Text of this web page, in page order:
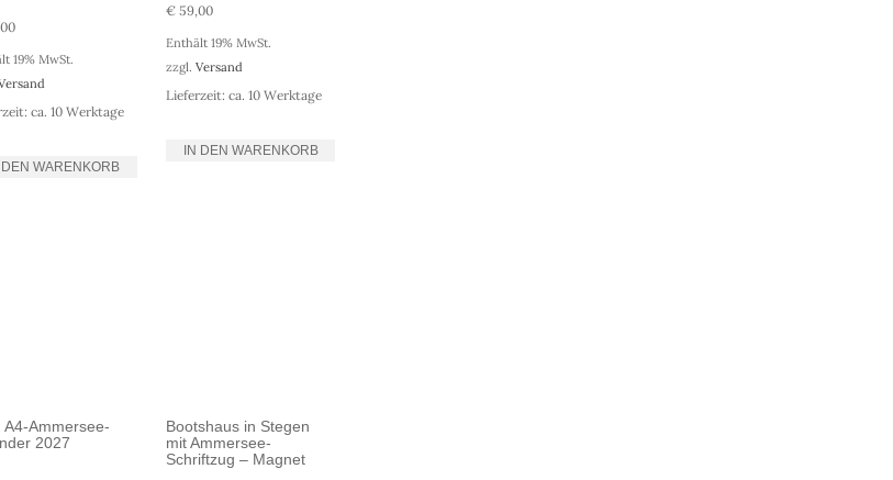
19% MwSt.
ca. 10 Werktage
DEN WARENKORB
€ 59,00
Enthält 19% MwSt.
zzgl.Versand
Lieferzeit: ca. 10 Werktage
IN DEN WARENKORB
A4-Ammersee-
2027
Bootshaus in Stegen
mit Ammersee-
Schriftzug – Magnet